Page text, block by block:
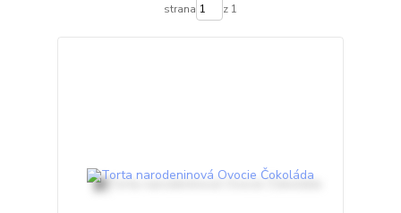
strana z 1